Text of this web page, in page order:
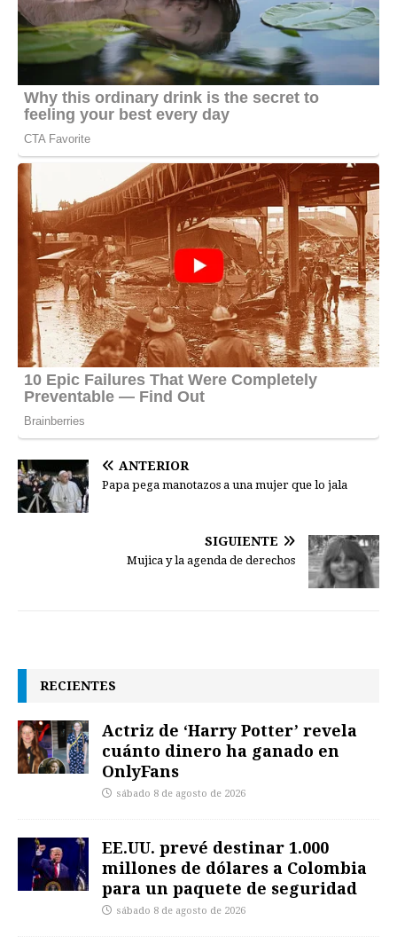
ANTERIOR
Papa pega manotazos a una mujer que lo jala
SIGUIENTE
Mujica y la agenda de derechos
RECIENTES
Actriz de ‘Harry Potter’ revela
cuánto dinero ha ganado en
OnlyFans
sábado 8 de agosto de 2026
EE.UU. prevé destinar 1.000
millones de dólares a Colombia
para un paquete de seguridad
sábado 8 de agosto de 2026